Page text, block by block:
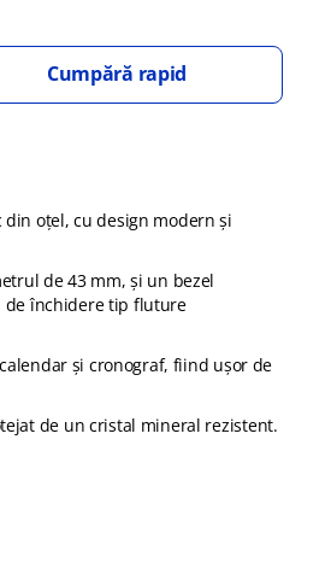
Cumpără rapid
din oțel, cu design modern și
de 43 mm, și un bezel
de închidere tip fluture
și cronograf, fiind ușor de
de un cristal mineral rezistent.